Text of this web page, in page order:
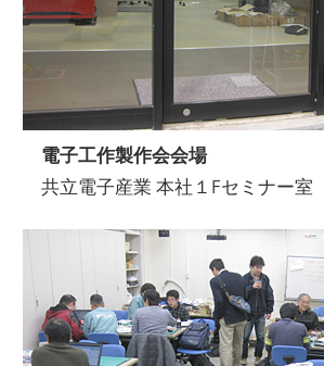
電子工作製作会会場
共立電子産業 本社１Fセミナー室